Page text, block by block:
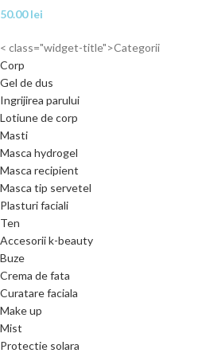
50.00lei
< class="widget-title">Categorii
Corp
Gel de dus
Ingrijirea parului
Lotiune de corp
Masti
Masca hydrogel
Masca recipient
Masca tip servetel
Plasturi faciali
Ten
Accesorii k-beauty
Buze
Crema de fata
Curatare faciala
Make up
Mist
Protectie solara